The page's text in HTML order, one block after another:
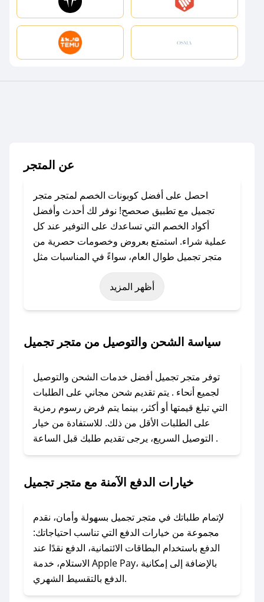
عن المتجر
احصل على أفضل كوبونات الخصم لمتجر متجر
تجميل مع تطبيق صحصح! نوفر لك أحدث وأفضل
أكواد الخصم التي تساعدك على التوفير عند كل
عملية شراء. استمتع بعروض وخصومات حصرية من
متجر تجميل طوال العام، سواءً في المناسبات مثل
عيد الفطر، عيد الأضحى، الجمعة البيضاء (شهر
نوفمبر)، رمضان، اليوم الوطني، يوم التأسيس، أو
حتى عروض خاصة أخرى.
باستخدام تطبيق صحصح، يمكنك العثور بسهولة على
تواصل معنا عبر تويتر أو البريد الإلكتروني لإضافته
بسرعة.
### كيفية استخدام كود خصم متجر تجميل؟
1. انسخ كود الخصم من تطبيق صحصح.
2. الصقه في خانة الدفع عند التسوق من متجر
لا تقلق! يمكنك التواصل مع فريق دعم صحصح عبر
الرسائل الخاصة على تويتر أو البريد الإلكتروني،
وسنقوم بحل المشكلة في أسرع وقت ممكن.
### ماذا أفعل إذا لم أجد كود خصم لمتجري
المفضل؟
أظهر المزيد
سياسة الشحن والتوصيل من متجر تجميل
توفر متجر تجميل أفضل خدمات الشحن والتوصيل
لجميع أنحاء . يتم تقديم شحن مجاني على الطلبات
التي تبلغ قيمتها أو أكثر، بينما يتم فرض رسوم رمزية
على الطلبات الأقل من ذلك. للاستفادة من خيار
التوصيل السريع، يرجى تقديم طلبك قبل الساعة .
خيارات الدفع الآمنة مع متجر تجميل
لإتمام طلباتك في متجر تجميل بسهولة وأمان، نقدم
مجموعة من خيارات الدفع التي تناسب احتياجاتك:
الدفع باستخدام البطاقات الائتمانية، الدفع نقدًا عند
الاستلام، خدمة Apple Pay، بالإضافة إلى إمكانية
الدفع بالتقسيط الشهري.